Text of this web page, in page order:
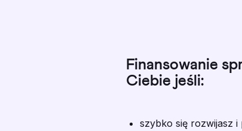
Finansowanie
Ciebie jeśli:
szybko się rozwijasz